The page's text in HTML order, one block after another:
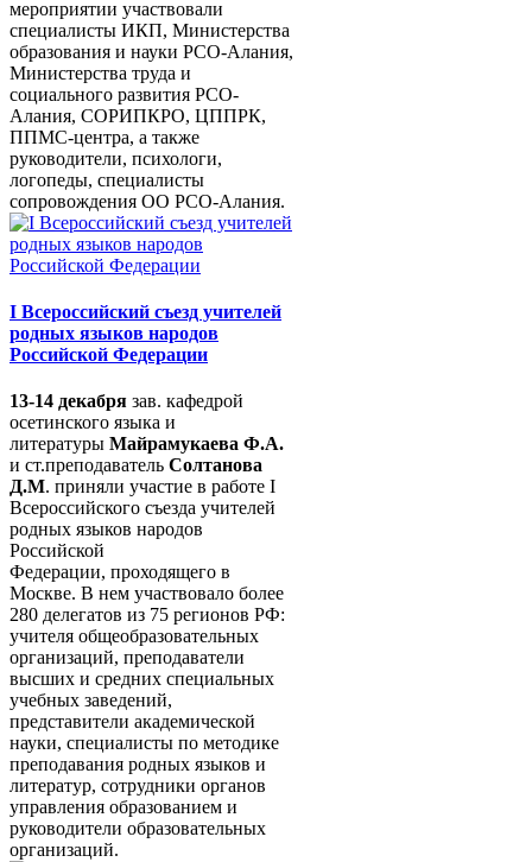
мероприятии участвовали
специалисты ИКП, Министерства
образования и науки РСО-Алания,
Министерства труда и
социального развития РСО-
Алания, СОРИПКРО, ЦППРК,
ППМС-центра, а также
руководители, психологи,
логопеды, специалисты
сопровождения ОО РСО-Алания.
I Всероссийский съезд учителей
родных языков народов
Российской Федерации
13-14 декабря зав. кафедрой
осетинского языка и
литературы Майрамукаева Ф.А.
и ст.преподаватель Солтанова
Д.М. приняли участие в работе I
Всероссийского съезда учителей
родных языков народов
Российской
Федерации, проходящего в
Москве. В нем участвовало более
280 делегатов из 75 регионов РФ:
учителя общеобразовательных
организаций, преподаватели
высших и средних специальных
учебных заведений,
представители академической
науки, специалисты по методике
преподавания родных языков и
литератур, сотрудники органов
управления образованием и
руководители образовательных
организаций.